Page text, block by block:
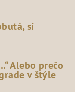
si
Alebo prečo
v štýle